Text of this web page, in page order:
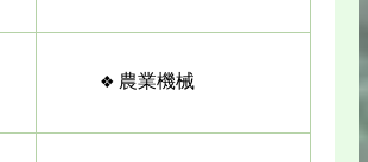
農業機械